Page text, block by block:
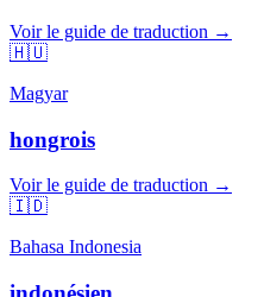
Voir le guide de traduction →
🇭🇺
Magyar
hongrois
Voir le guide de traduction →
🇮🇩
Bahasa Indonesia